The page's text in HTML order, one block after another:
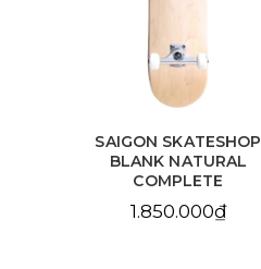
SAIGON SKATESHOP
BLANK NATURAL
COMPLETE
1.850.000₫